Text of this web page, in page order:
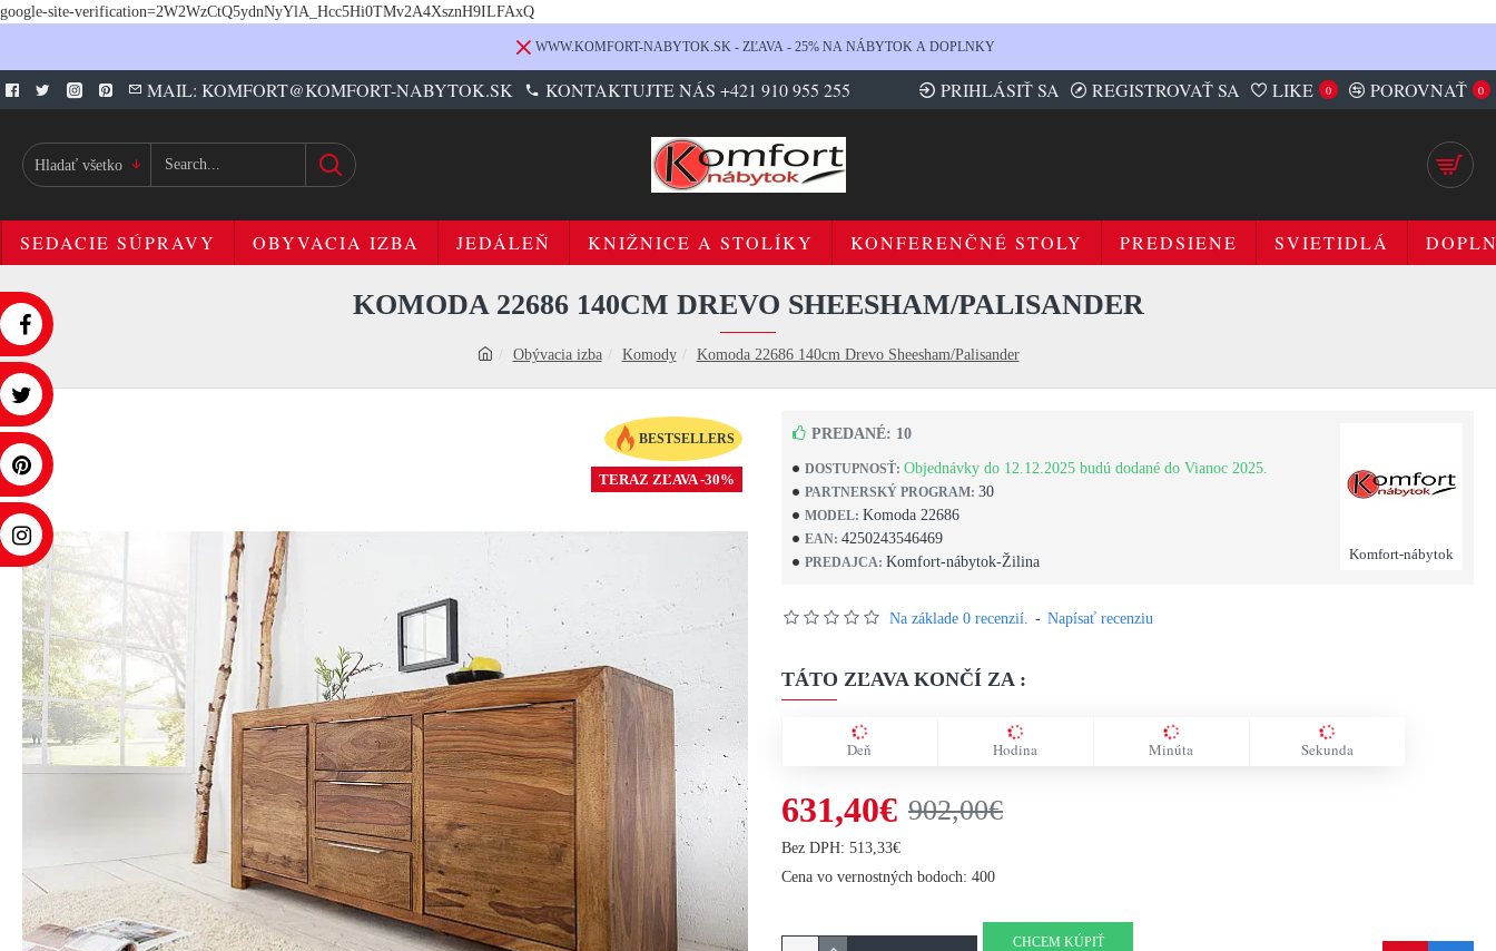
google-site-verification=2W2WzCtQ5ydnNyYlA_Hcc5Hi0TMv2A4XsznH9ILFAxQ
WWW.KOMFORT-NABYTOK.SK - ZĽAVA - 25% NA NÁBYTOK A DOPLNKY
MAIL: KOMFORT@KOMFORT-NABYTOK.SK KONTAKTUJTE NÁS +421 910 955 255 PRIHLÁSIŤ SA REGISTROVAŤ SA LIKE 0 POROVNAŤ 0
Hladať všetko
SEDACIE SÚPRAVY OBYVACIA IZBA JEDÁLEŇ KNIŽNICE A STOLÍKY KONFERENČNÉ STOLY PREDSIENE SVIETIDLÁ
Obývacia izba Komody Komoda 22686 140cm Drevo Sheesham/Palisander
KOMODA 22686 140CM DREVO SHEESHAM/PALISANDER
BESTSELLERS
TERAZ ZĽAVA -30%
DOSTUPNOSŤ: Objednávky do 12.12.2025 budú dodané do Vianoc 2025.
PARTNERSKÝ PROGRAM: 30
MODEL: Komoda 22686
EAN: 4250243546469
PREDAJCA: Komfort-nábytok-Žilina Komfort-nábytok
PREDANÉ: 10
Na základe 0 recenzií. - Napísať recenziu
TÁTO ZĽAVA KONČÍ ZA :
Deň Hodina Minúta Sekunda
631,40€ 902,00€
Bez DPH: 513,33€
Cena vo vernostných bodoch: 400
CHCEM KÚPIŤ